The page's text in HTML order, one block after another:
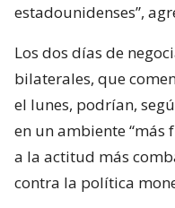
estadounidenses”,
Los dos días de
bilaterales, que
el lunes, podrían,
en un ambiente “más
a la actitud más
contra la política